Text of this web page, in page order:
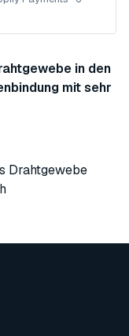
in den
mit sehr
Drahtgewebe